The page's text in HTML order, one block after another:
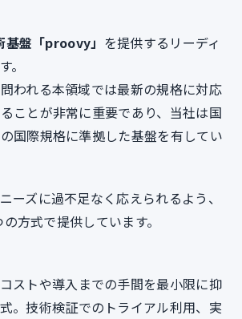
基盤「proovy」 を提供するリーディ
。
われる本領域では最新の規格に対応
ことが非常に重要であり、当社は国
国際規格に準拠した基盤を有してい
ーズに過不足なく応えられるよう、
方式で提供しています。
ストや導入までの手間を最小限に抑
。技術検証でのトライアル利用、実